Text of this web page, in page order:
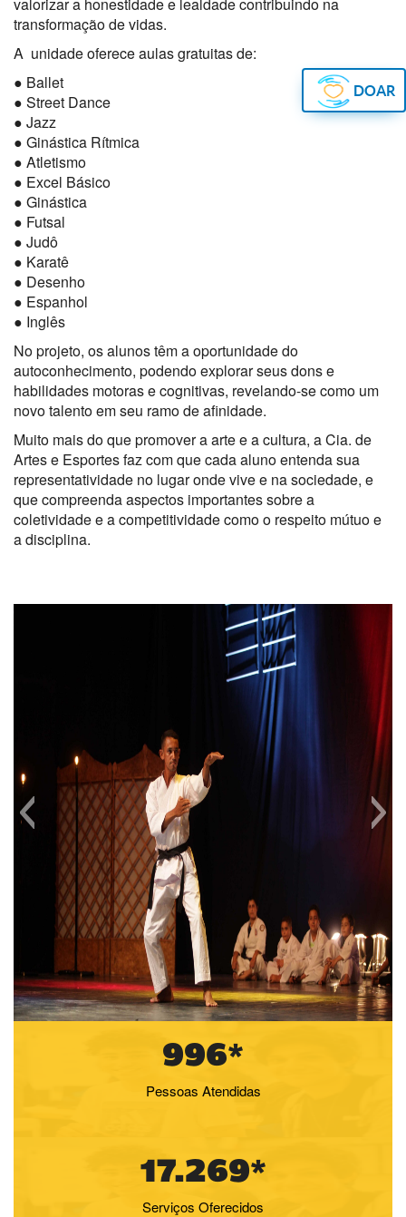
transformação de vidas.
A unidade oferece aulas gratuitas de:
● Ballet
● Street Dance
● Jazz
● Ginástica Rítmica
● Atletismo
● Excel Básico
● Ginástica
● Futsal
● Judô
● Karatê
● Desenho
● Espanhol
● Inglês
No projeto, os alunos têm a oportunidade do
autoconhecimento, podendo explorar seus dons e
habilidades motoras e cognitivas, revelando-se como um
novo talento em seu ramo de afinidade.
Muito mais do que promover a arte e a cultura, a Cia. de
Artes e Esportes faz com que cada aluno entenda sua
representatividade no lugar onde vive e na sociedade, e
que compreenda aspectos importantes sobre a
coletividade e a competitividade como o respeito mútuo e
a disciplina.
996*
Pessoas Atendidas
17.269*
Serviços Oferecidos
DOAR